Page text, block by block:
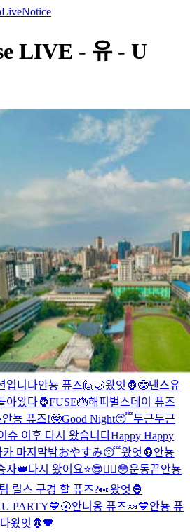
LiveNotice
LIVE - 유 - U
입니다안뇽 퓨즈🙋 🌙왔엇🦍🤓댄스유
아왔다🦍FUSE🎂해피벌스데이 퓨즈
안뇽 퓨즈!🤓Good Night😴두근두근
슈 이후 다시 왔습니다Happy Happy
카 마지막밤おやすみ😴왔엇🦍안뇽
자👑다시 왔어요⭐️😎❤️‍🔥😳운동끝안뇽
릴스 구경 할 퓨즈?👀왔엇🦍
PARTY💙🌝안니옹 퓨즈🍬💙안뇽 퓨
왔엇🦍🖤